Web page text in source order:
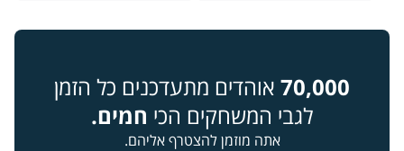
70,000 אוהדים מתעדכנים כל הזמן
לגבי המשחקים הכי חמים.
אתה מוזמן להצטרף אליהם.